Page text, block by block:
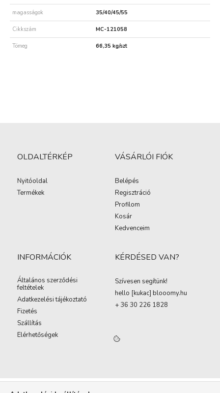
magasságok 35/40/45/55
Cikkszám MC-121058
Tömeg 66,35 kg/szt
OLDALTÉRKÉP
Nyitóoldal
Termékek
VÁSÁRLÓI FIÓK
Belépés
Regisztráció
Profilom
Kosár
Kedvenceim
INFORMÁCIÓK
Általános szerződési
feltételek
Adatkezelési tájékoztató
Fizetés
Szállítás
Elérhetőségek
KÉRDÉSED VAN?
Szívesen segítünk!
hello [kukac] blooomy.hu
+ 36 30 226 1828